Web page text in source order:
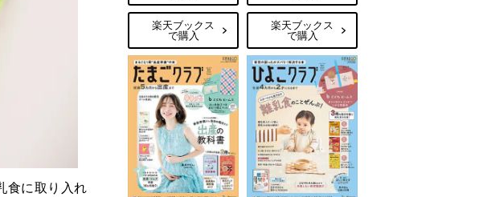
食に取り入れ
楽天ブックス
で購入
楽天ブックス
で購入